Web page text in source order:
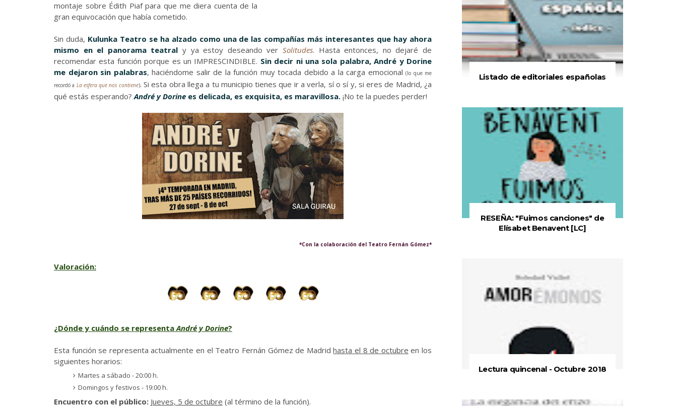
montaje sobre Édith Piaf para que me diera cuenta de la
gran equivocación que había cometido.
Sin duda, Kulunka Teatro se ha alzado como una de las compañías más interesantes que hay ahora
mismo en el panorama teatral y ya estoy deseando verSolitudes. Hasta entonces, no dejaré de
recomendar esta función porque es un IMPRESCINDIBLE. Sin decir ni una sola palabra, André y Dorine
me dejaron sin palabras, haciéndome salir de la función muy tocada debido a la carga emocional (lo que me
recordó a La esfera que nos contiene). Si esta obra llega a tu municipio tienes que ir a verla, sí o sí y, si eres de Madrid, ¿a
qué estás esperando?André y Dorine es delicada, es exquisita, es maravillosa. ¡No te la puedes perder!
*Con la colaboración del Teatro Fernán Gómez*
Valoración:
¿Dónde y cuándo se representaAndré y Dorine?
Esta función se representa actualmente en el Teatro Fernán Gómez de Madridhasta el 8 de octubre en los
siguientes horarios:
Martes a sábado - 20:00 h.
Domingos y festivos - 19:00 h.
Encuentro con el público: Jueves, 5 de octubre (al término de la función).
Listado de editoriales españolas
RESEÑA: "Fuimos canciones" de
Elísabet Benavent [LC]
Lectura quincenal - Octubre 2018